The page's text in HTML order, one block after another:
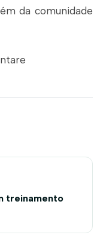
da comunidade
treinamento